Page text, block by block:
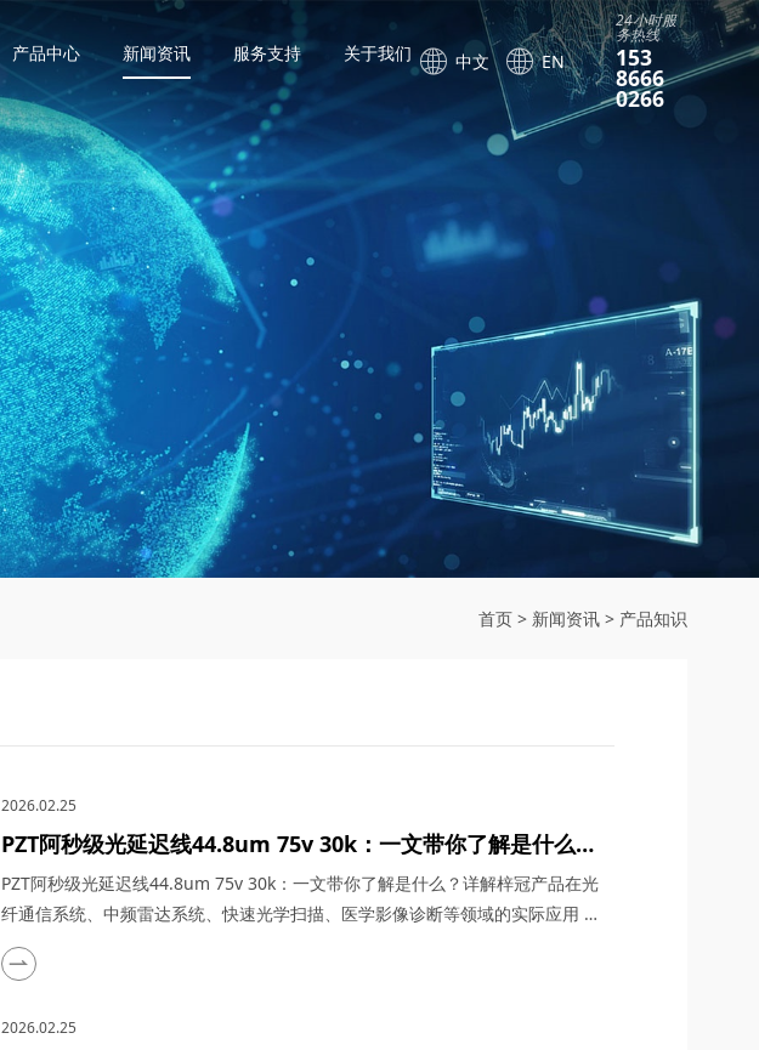
产品中心 新闻资讯 服务支持 关于我们 中文 EN
24小时服
务热线
153
8666
0266
首页> 新闻资讯> 产品知识
2026.02.25
PZT阿秒级光延迟线44.8um 75v 30k：一文带你了解是什么？
详解梓冠产品在光纤通信系统、中频雷达系统、快速光学扫描、
医学影像诊断‌等领域的实际应用
PZT阿秒级光延迟线44.8um 75v 30k：一文带你了解是什么？详解梓冠产品在光
纤通信系统、中频雷达系统、快速光学扫描、医学影像诊断‌等领域的实际应用
PZT阿秒级光延迟线（型号：44.8μm 75V 30K），在光通信与精密光学系统快速
发展的当下，凭借其亚纳秒级时延精度与高稳定性，成为光纤通信、雷达探测、医
2026.02.25